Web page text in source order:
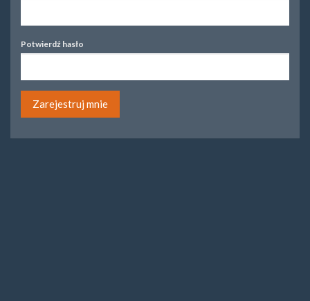
Potwierdź hasło
Zarejestruj mnie